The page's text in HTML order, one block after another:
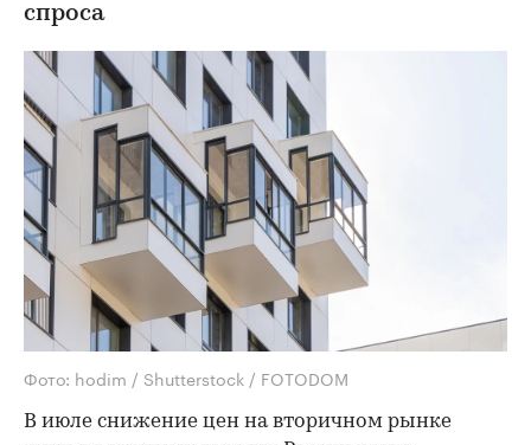
спроса
Фото: hodim / Shutterstock / FOTODOM
В июле снижение цен на вторичном рынке